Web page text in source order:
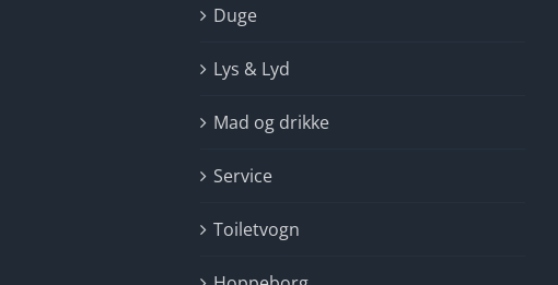
Duge
Lys & Lyd
Mad og drikke
Service
Toiletvogn